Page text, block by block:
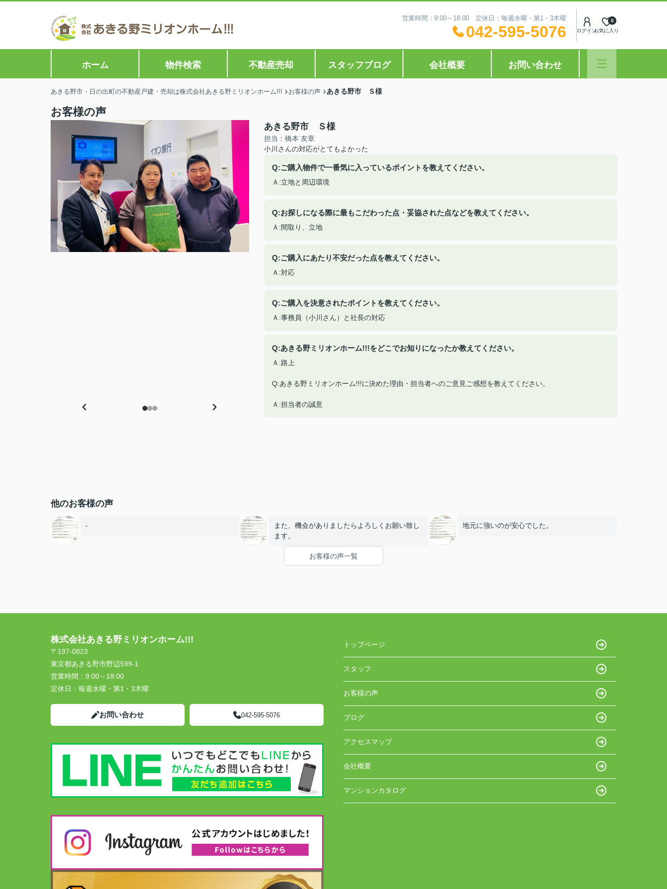
営業時間：9:00～18:00 定休日：毎週水曜・第1・3木曜
042-595-5076 ログインお気に入り
0
ホーム 物件検索 不動産売却 スタッフブログ 会社概要 お問い合わせ
あきる野市・日の出町の不動産戸建・売却は株式会社あきる野ミリオンホーム!!! お客様の声 あきる野市 Ｓ様
お客様の声
あきる野市 Ｓ様
担当：橋本 友章
小川さんの対応がとてもよかった
Q:ご購入物件で一番気に入っているポイントを教えてください。
Ａ:立地と周辺環境
Q:お探しになる際に最もこだわった点・妥協された点などを教えてください。
Ａ:間取り、立地
Q:ご購入にあたり不安だった点を教えてください。
Ａ:対応
Q:ご購入を決意されたポイントを教えてください。
Ａ:事務員（小川さん）と社長の対応
Q:あきる野ミリオンホーム!!!をどこでお知りになったか教えてください。
Ａ:路上
Q:あきる野ミリオンホーム!!!に決めた理由・担当者へのご意見ご感想を教えてください。
Ａ:担当者の誠意
他のお客様の声
-
また、機会がありましたらよろしくお願い致し
ます。
地元に強いのが安心でした。
お客様の声一覧
株式会社あきる野ミリオンホーム!!!
〒197-0823
東京都あきる野市野辺599-1
営業時間： 9:00～18:00
定休日： 毎週水曜・第1・3木曜
お問い合わせ 042-595-5076
トップページ
スタッフ
お客様の声
ブログ
アクセスマップ
会社概要
マンションカタログ